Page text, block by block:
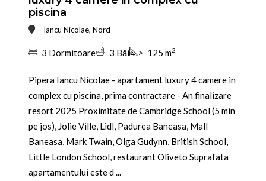
piscina
Iancu Nicolae, Nord
3 Dormitoare 3 Băi > 125 m2
Pipera Iancu Nicolae - apartament luxury 4 camere in
complex cu piscina, prima contractare - An finalizare
resort 2025 Proximitate de Cambridge School (5 min
pe jos), Jolie Ville, Lidl, Padurea Baneasa, Mall
Baneasa, Mark Twain, Olga Gudynn, British School,
Little London School, restaurant Oliveto Suprafata
apartamentului este d ...